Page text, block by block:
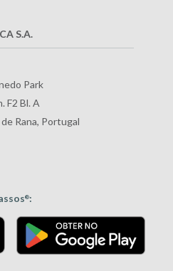
S.A.
Park
F2 Bl. A
Rana, Portugal
®: